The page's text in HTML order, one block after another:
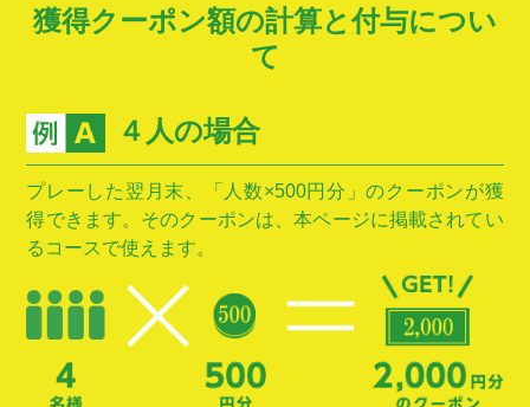
獲得クーポン額の計算と付与につい
て
４人の場合
プレーした翌月末、「人数×500円分」のクーポンが獲
得できます。そのクーポンは、本ページに掲載されてい
るコースで使えます。